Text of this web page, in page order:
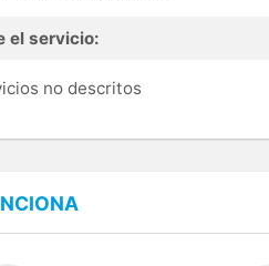
el servicio:
no descritos